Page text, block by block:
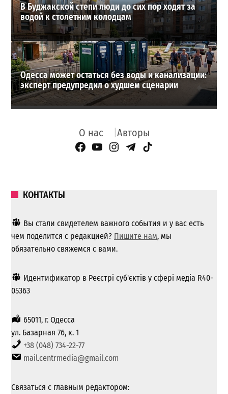
В Буджакской степи люди до сих пор ходят за
водой к столетним колодцам
Одесса может остаться без воды и канализации:
эксперт предупредил о худшем сценарии
О нас Авторы
Facebook Page
YouTube
Instagram
Telegram
TikTok
КОНТАКТЫ
Вы стали свидетелем важного события и у вас есть
чем поделится с редакцией? Пишите нам, мы
обязательно свяжемся с вами.
Идентификатор в Реєстрі суб'єктів у сфері медіа R40-
05363
65011, г. Одесса
ул. Базарная 76, к. 1
+38 (048) 734-22-77
mail.centrmedia@gmail.com
Связаться с главным редактором: